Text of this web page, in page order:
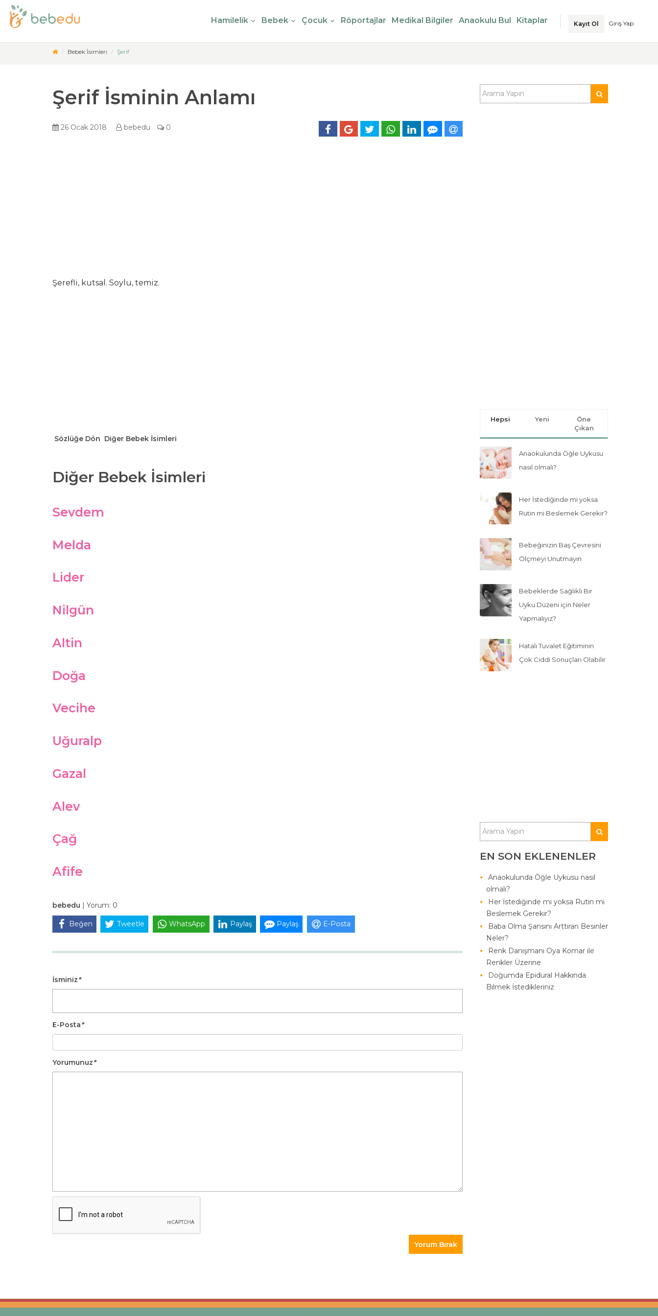
Hamilelik Bebek Çocuk Röportajlar Medikal Bilgiler Anaokulu Bul Kitaplar Kayıt Ol Giriş Yap
Bebek İsimleri Şerif
Şerif İsminin Anlamı
26 Ocak 2018 bebedu 0
Şerefli, kutsal. Soylu, temiz.
Sözlüğe Dön Diğer Bebek İsimleri
Diğer Bebek İsimleri
Sevdem
Melda
Lider
Nilgün
Altin
Doğa
Vecihe
Uğuralp
Gazal
Alev
Çağ
Afife
bebedu | Yorum: 0
Beğen Tweetle WhatsApp Paylaş Paylaş E-Posta
İsminiz*
E-Posta*
Yorumunuz*
Hepsi Yeni
Öne
Çıkan
Anaokulunda Öğle Uykusu
nasıl olmalı?
Her İstediğinde mi yoksa
Rutin mi Beslemek Gerekir?
Bebeğinizin Baş Çevresini
Ölçmeyi Unutmayın
Bebeklerde Sağlıklı Bir
Uyku Düzeni için Neler
Yapmalıyız?
Hatalı Tuvalet Eğitiminin
Çok Ciddi Sonuçları Olabilir
EN SON EKLENENLER
Anaokulunda Öğle Uykusu nasıl
olmalı?
Her İstediğinde mi yoksa Rutin mi
Beslemek Gerekir?
Baba Olma Şansını Arttıran Besinler
Neler?
Renk Danışmanı Oya Komar ile
Renkler Üzerine
Doğumda Epidural Hakkında
Bilmek İstedikleriniz